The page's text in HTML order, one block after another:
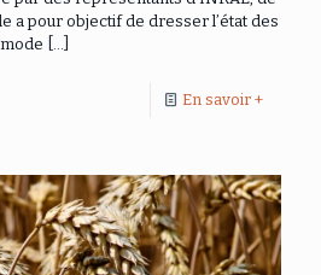
a pour objectif de dresser l’état des
En savoir +